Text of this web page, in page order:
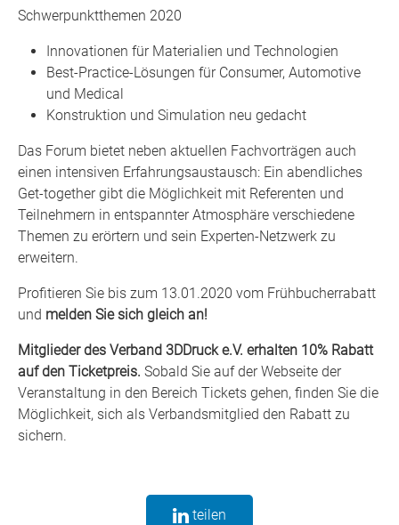
Schwerpunktthemen 2020
Innovationen für Materialien und Technologien
Best-Practice-Lösungen für Consumer, Automotive
und Medical
Konstruktion und Simulation neu gedacht
Das Forum bietet neben aktuellen Fachvorträgen auch
einen intensiven Erfahrungsaustausch: Ein abendliches
Get-together gibt die Möglichkeit mit Referenten und
Teilnehmern in entspannter Atmosphäre verschiedene
Themen zu erörtern und sein Experten-Netzwerk zu
erweitern.
Profitieren Sie bis zum 13.01.2020 vom Frühbucherrabatt
und melden Sie sich gleich an!
Mitglieder des Verband 3DDruck e.V. erhalten 10% Rabatt
auf den Ticketpreis. Sobald Sie auf der Webseite der
Veranstaltung in den Bereich Tickets gehen, finden Sie die
Möglichkeit, sich als Verbandsmitglied den Rabatt zu
sichern.
teilen